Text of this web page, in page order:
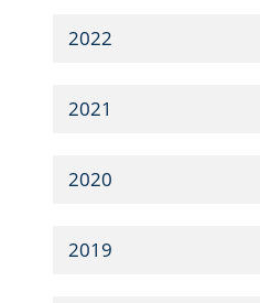
2022
2021
2020
2019